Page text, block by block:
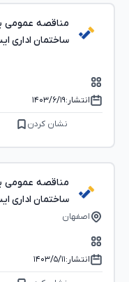
مناقصه عمومی
ساختمان اداری
انتشار:۱۴۰۳/۶/۱۹
نشان کردن
مناقصه عمومی
ساختمان اداری
اصفهان
انتشار:۱۴۰۳/۵/۱۱